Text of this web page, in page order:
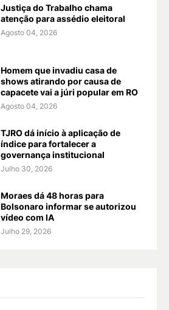
Justiça do Trabalho chama
atenção para assédio eleitoral
Agosto 04, 2026
Homem que invadiu casa de
shows atirando por causa de
capacete vai a júri popular em RO
Agosto 04, 2026
TJRO dá início à aplicação de
índice para fortalecer a
governança institucional
Julho 30, 2026
Moraes dá 48 horas para
Bolsonaro informar se autorizou
vídeo com IA
Julho 29, 2026